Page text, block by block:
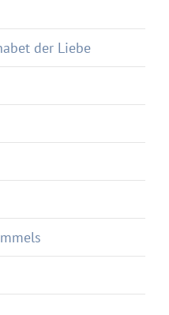
der Liebe